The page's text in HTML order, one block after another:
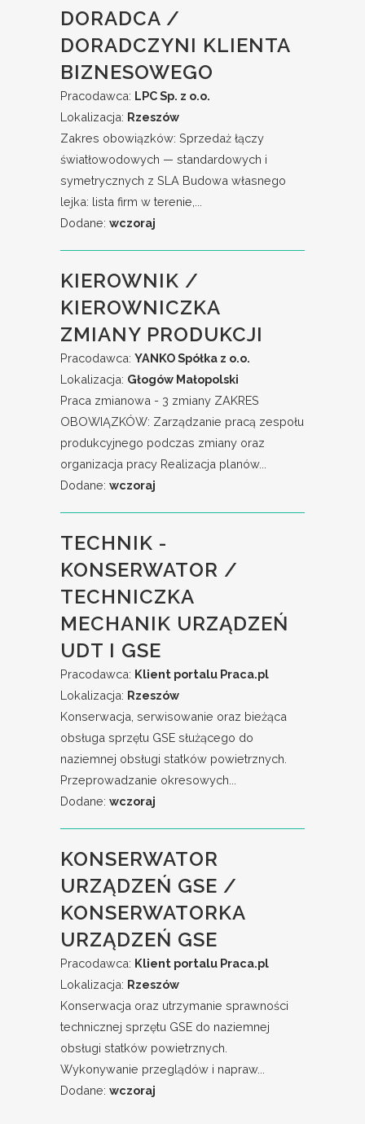
DORADCA /
DORADCZYNI KLIENTA
BIZNESOWEGO
Pracodawca: LPC Sp. z o.o.
Lokalizacja: Rzeszów
Zakres obowiązków: Sprzedaż łączy
światłowodowych — standardowych i
symetrycznych z SLA Budowa własnego
lejka: lista firm w terenie,...
Dodane: wczoraj
KIEROWNIK /
KIEROWNICZKA
ZMIANY PRODUKCJI
Pracodawca: YANKO Spółka z o.o.
Lokalizacja: Głogów Małopolski
Praca zmianowa - 3 zmiany ZAKRES
OBOWIĄZKÓW: Zarządzanie pracą zespołu
produkcyjnego podczas zmiany oraz
organizacja pracy Realizacja planów...
Dodane: wczoraj
TECHNIK -
KONSERWATOR /
TECHNICZKA
MECHANIK URZĄDZEŃ
UDT I GSE
Pracodawca: Klient portalu Praca.pl
Lokalizacja: Rzeszów
Konserwacja, serwisowanie oraz bieżąca
obsługa sprzętu GSE służącego do
naziemnej obsługi statków powietrznych.
Przeprowadzanie okresowych...
Dodane: wczoraj
KONSERWATOR
URZĄDZEŃ GSE /
KONSERWATORKA
URZĄDZEŃ GSE
Pracodawca: Klient portalu Praca.pl
Lokalizacja: Rzeszów
Konserwacja oraz utrzymanie sprawności
technicznej sprzętu GSE do naziemnej
obsługi statków powietrznych.
Wykonywanie przeglądów i napraw...
Dodane: wczoraj